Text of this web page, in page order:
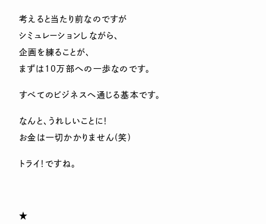
考えると当たり前なのですが
シミュレーションしながら、
企画を練ることが、
まずは10万部への一歩なのです。
すべてのビジネスへ通じる基本です。
なんと、うれしいことに！
お金は一切かかりません(笑)
トライ！ですね。
★